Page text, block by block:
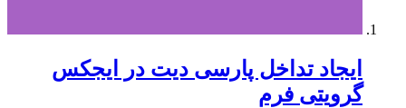
ایجاد تداخل پارسی دیت در ایجکس
گرویتی فرم